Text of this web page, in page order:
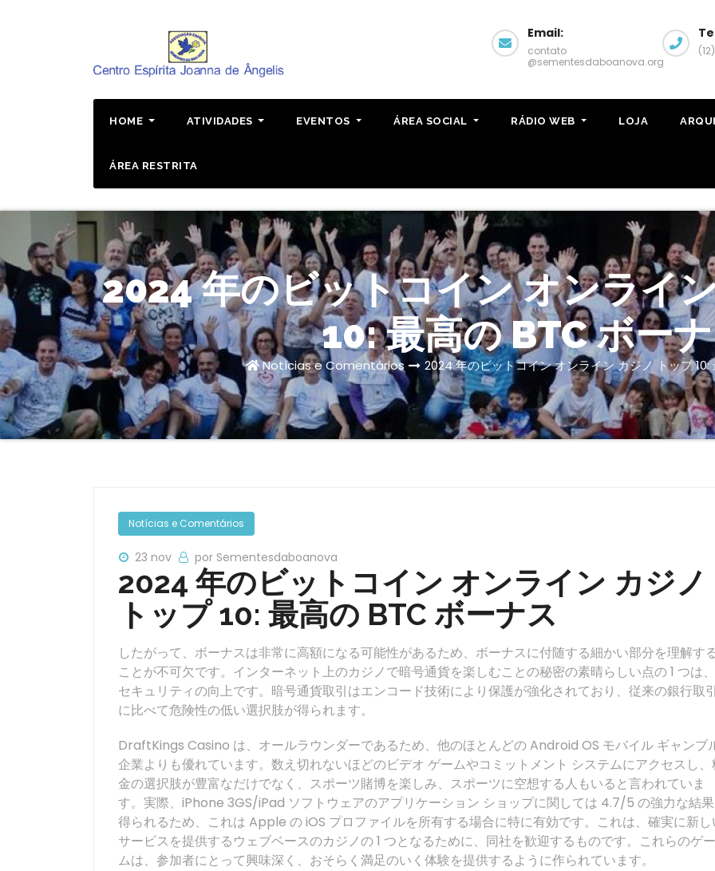
Email:
contato
@sementesdaboanova.org
HOME ATIVIDADES EVENTOS ÁREA SOCIAL RÁDIO WEB LOJA
ÁREA RESTRITA
2024 年のビットコイン オンライ
10: 最高の BTC ボー
Notícias e Comentários 2024 年のビットコイン オンライン カジノ トップ 10:
Notícias e Comentários
23 nov por Sementesdaboanova
2024 年のビットコイン オンライン カジノ
トップ 10: 最高の BTC ボーナス
したがって、ボーナスは非常に高額になる可能性があるため、ボーナスに付随する細かい部分を理解す
ことが不可欠です。インターネット上のカジノで暗号通貨を楽しむことの秘密の素晴らしい点の 1 つは、
セキュリティの向上です。暗号通貨取引はエンコード技術により保護が強化されており、従来の銀行取引
に比べて危険性の低い選択肢が得られます。
DraftKings Casino は、オールラウンダーであるため、他のほとんどの Android OS モバイル ギャンブ
企業よりも優れています。数え切れないほどのビデオ ゲームやコミットメント システムにアクセスし、
金の選択肢が豊富なだけでなく、スポーツ賭博を楽しみ、スポーツに空想する人もいると言われていま
す。実際、iPhone 3GS/iPad ソフトウェアのアプリケーション ショップに関しては 4.7/5 の強力な結
得られるため、これは Apple の iOS プロファイルを所有する場合に特に有効です。これは、確実に新し
サービスを提供するウェブベースのカジノの 1 つとなるために、同社を歓迎するものです。これらのゲー
ムは、参加者にとって興味深く、おそらく満足のいく体験を提供するように作られています。